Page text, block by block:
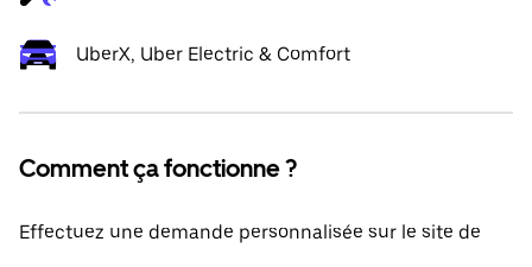
UberX, Uber Electric & Comfort
Comment ça fonctionne ?
Effectuez une demande personnalisée sur le site de